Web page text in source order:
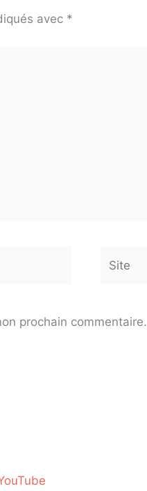
avec *
prochain commentaire.